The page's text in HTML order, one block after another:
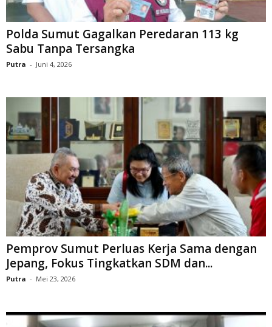
Polda Sumut Gagalkan Peredaran 113 kg
Sabu Tanpa Tersangka
Putra - Juni 4, 2026
Pemprov Sumut Perluas Kerja Sama dengan
Jepang, Fokus Tingkatkan SDM dan...
Putra - Mei 23, 2026